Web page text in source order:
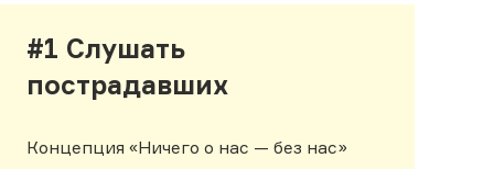
#1 Слушать
пострадавших
Концепция «Ничего о нас — без нас»